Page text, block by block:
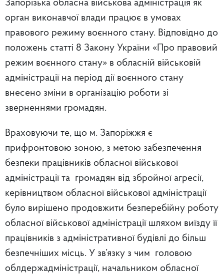
Запорізька обласна військова адміністрація як
орган виконавчої влади працює в умовах
правового режиму воєнного стану. Відповідно до
положень статті 8 Закону України «Про правовий
режим воєнного стану» в обласній військовій
адміністрації на період дії воєнного стану
внесено зміни в організацію роботи зі
зверненнями громадян.
Враховуючи те, що м. Запоріжжя є
прифронтовою зоною, з метою забезпечення
безпеки працівників обласної військової
адміністрації та громадян від збройної агресії,
керівництвом обласної військової адміністрації
було вирішено продовжити безперебійну роботу
обласної військової адміністрації шляхом виїзду її
працівників з адміністративної будівлі до більш
безпечніших місць. У зв’язку з чим головою
облдержадміністрації, начальником обласної